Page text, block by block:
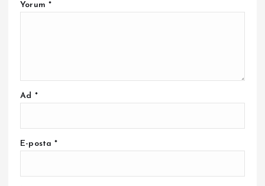
Yorum *
Ad *
E-posta*